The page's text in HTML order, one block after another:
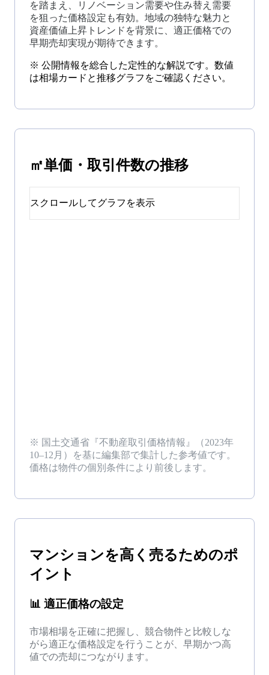
を踏まえ、リノベーション需要や住み替え需要
を狙った価格設定も有効。地域の独特な魅力と
資産価値上昇トレンドを背景に、適正価格での
早期売却実現が期待できます。
※ 公開情報を総合した定性的な解説です。数値
は相場カードと推移グラフをご確認ください。
㎡単価・取引件数の推移
スクロールしてグラフを表示
※ 国土交通省『不動産取引価格情報』（2023年
10–12月 ）を基に編集部で集計した参考値です。
価格は物件の個別条件により前後します。
マンションを高く売るためのポ
イント
📊 適正価格の設定
市場相場を正確に把握し、競合物件と比較しな
がら適正な価格設定を行うことが、早期かつ高
値での売却につながります。